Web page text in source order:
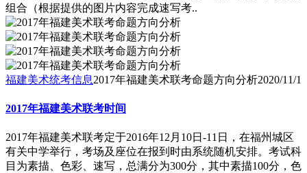
组合（根据提供的图片内容完成速写考..
福建美术统考信息2017年福建美术联考命题方向分析2020/11/1
2017年福建美术联考时间
2017年福建美术联考定于2016年12月10日-11日，在福州城区
有关中学举行，考场及座位在报到时由系统随机安排。考试科
目为素描、色彩、速写，总满分为300分，其中素描100分，色